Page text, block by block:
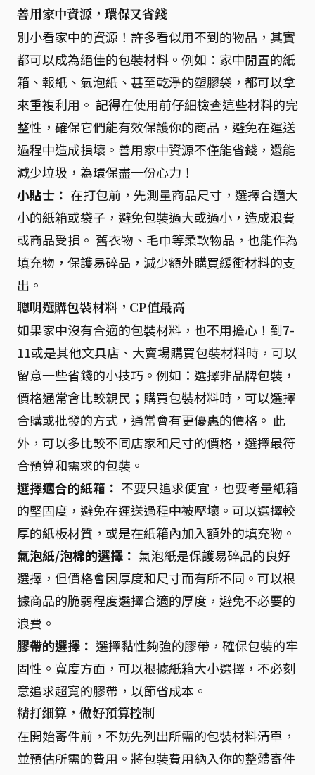
善用家中資源，環保又省錢
別小看家中的資源！許多看似用不到的物品，其實
都可以成為絕佳的包裝材料。例如：家中閒置的紙
箱、報紙、氣泡紙、甚至乾淨的塑膠袋，都可以拿
來重複利用。 記得在使用前仔細檢查這些材料的完
整性，確保它們能有效保護你的商品，避免在運送
過程中造成損壞。善用家中資源不僅能省錢，還能
減少垃圾，為環保盡一份心力！
小貼士： 在打包前，先測量商品尺寸，選擇合適大
小的紙箱或袋子，避免包裝過大或過小，造成浪費
或商品受損。 舊衣物、毛巾等柔軟物品，也能作為
填充物，保護易碎品，減少額外購買緩衝材料的支
出。
聰明選購包裝材料，CP值最高
如果家中沒有合適的包裝材料，也不用擔心！到7-
11或是其他文具店、大賣場購買包裝材料時，可以
留意一些省錢的小技巧。例如：選擇非品牌包裝，
價格通常會比較親民；購買包裝材料時，可以選擇
合購或批發的方式，通常會有更優惠的價格。 此
外，可以多比較不同店家和尺寸的價格，選擇最符
合預算和需求的包裝。
選擇適合的紙箱： 不要只追求便宜，也要考量紙箱
的堅固度，避免在運送過程中被壓壞。可以選擇較
厚的紙板材質，或是在紙箱內加入額外的填充物。
氣泡紙/泡棉的選擇： 氣泡紙是保護易碎品的良好
選擇，但價格會因厚度和尺寸而有所不同。可以根
據商品的脆弱程度選擇合適的厚度，避免不必要的
浪費。
膠帶的選擇： 選擇黏性夠強的膠帶，確保包裝的牢
固性。寬度方面，可以根據紙箱大小選擇，不必刻
意追求超寬的膠帶，以節省成本。
精打細算，做好預算控制
在開始寄件前，不妨先列出所需的包裝材料清單，
並預估所需的費用。將包裝費用納入你的整體寄件